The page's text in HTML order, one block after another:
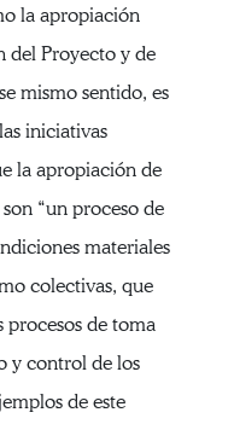
la apropiación
del Proyecto y de
mismo sentido, es
iniciativas
la apropiación de
“un proceso de
materiales
colectivas, que
de toma
y control de los
de este